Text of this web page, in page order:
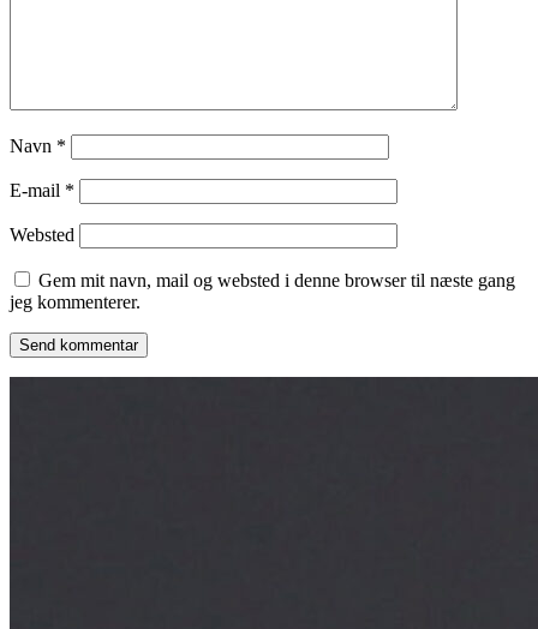
Navn *
E-mail *
Websted
Gem mit navn, mail og websted i denne browser til næste gang
jeg kommenterer.